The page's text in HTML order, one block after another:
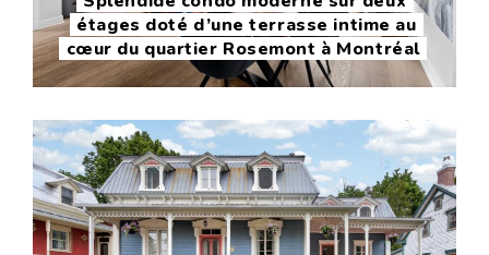
étages doté d’une terrasse intime au
cœur du quartier Rosemont à Montréal